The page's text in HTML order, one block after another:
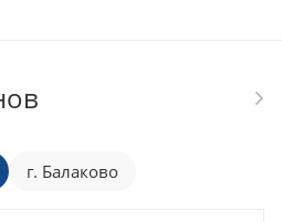
г. Балаково